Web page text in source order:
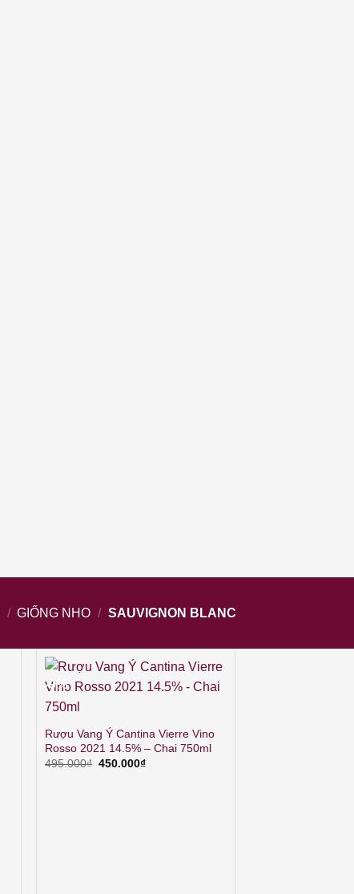
/ GIỐNG NHO / SAUVIGNON BLANC
-9%
Rượu Vang Ý Cantina Vierre Vino
Rosso 2021 14.5% – Chai 750ml
495.000₫ Giá
450.000₫Giá